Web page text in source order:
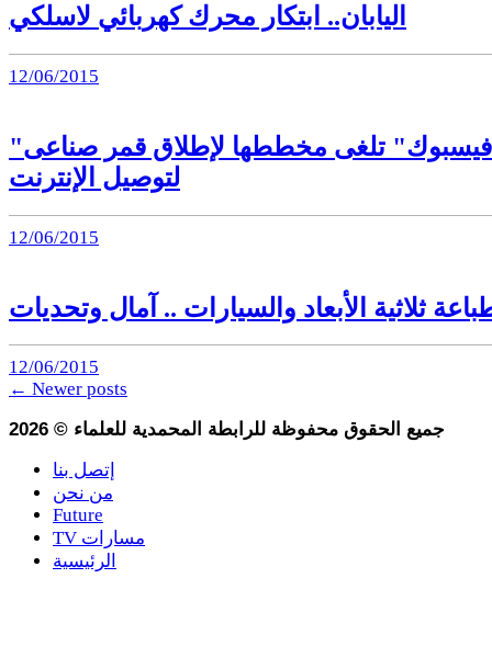
اليابان.. ابتكار محرك كهربائي لاسلكي
12/06/2015
"فيسبوك" تلغى مخططها لإطلاق قمر صناعى
لتوصيل الإنترنت
12/06/2015
ثلاثية الأبعاد والسيارات .. آمال وتحديات
12/06/2015
← Newer posts
2026 © جميع الحقوق محفوظة للرابطة المحمدية للعلماء
إتصل بنا
من نحن
Future
TV مسارات
الرئيسية